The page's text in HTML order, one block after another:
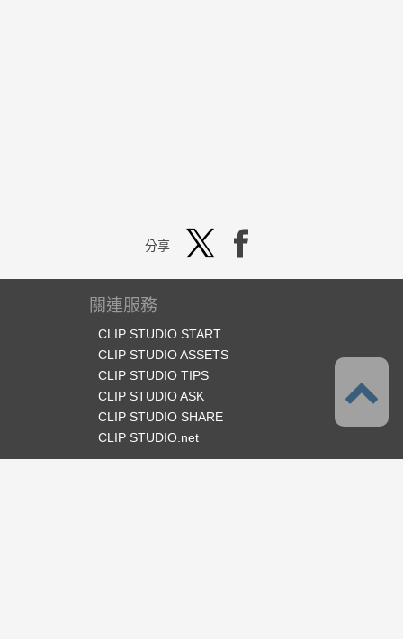
分享
關連服務
CLIP STUDIO START
CLIP STUDIO ASSETS
CLIP STUDIO TIPS
CLIP STUDIO ASK
CLIP STUDIO SHARE
CLIP STUDIO.net